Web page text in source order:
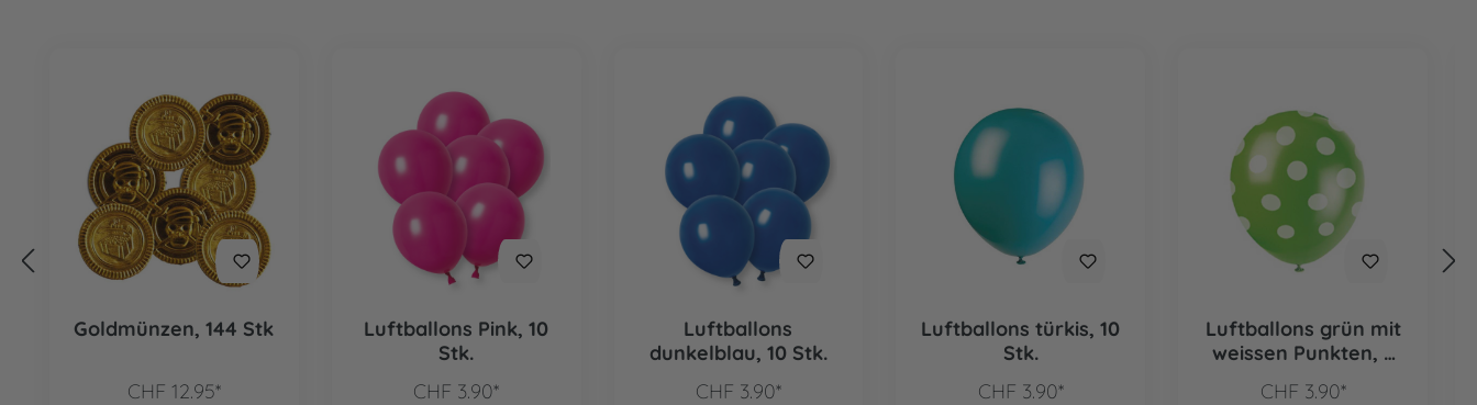
Goldmünzen, 144 Stk
CHF 12.95*
Luftballons Pink, 10
Stk.
CHF 3.90*
Luftballons
dunkelblau, 10 Stk.
CHF 3.90*
Luftballons türkis, 10
Stk.
CHF 3.90*
Luftballons grün mit
weissen Punkten, 6
CHF 3.90*